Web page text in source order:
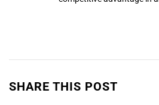
SHARE THIS POST